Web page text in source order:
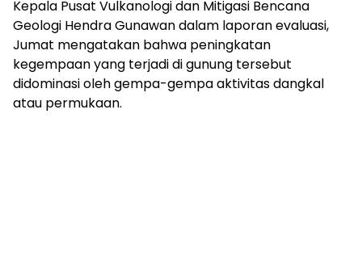
Kepala Pusat Vulkanologi dan Mitigasi Bencana
Geologi Hendra Gunawan dalam laporan evaluasi,
Jumat mengatakan bahwa peningkatan
kegempaan yang terjadi di gunung tersebut
didominasi oleh gempa-gempa aktivitas dangkal
atau permukaan.